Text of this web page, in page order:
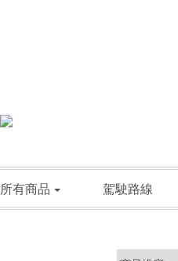
所有商品 駕駛路線